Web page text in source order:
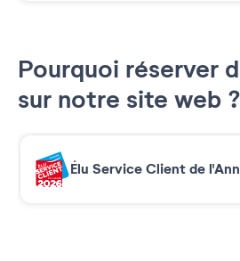
Pourquoi réserver
sur notre site web ?
Élu Service Client de